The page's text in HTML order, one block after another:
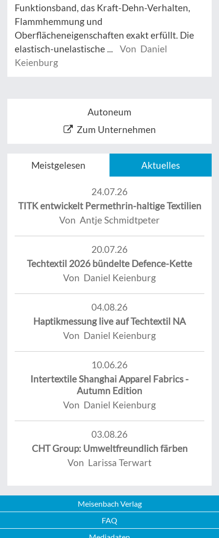
Funktionsband, das Kraft-Dehn-Verhalten,
Flammhemmung und
Oberflächeneigenschaften exakt erfüllt. Die
elastisch-unelastische ...
Von Daniel
Keienburg
Autoneum
Zum Unternehmen
Meistgelesen Aktuelles
24.07.26
TITK entwickelt Permethrin-haltige Textilien
Von Antje Schmidtpeter
20.07.26
Techtextil 2026 bündelte Defence-Kette
Von Daniel Keienburg
04.08.26
Haptikmessung live auf Techtextil NA
Von Daniel Keienburg
10.06.26
Intertextile Shanghai Apparel Fabrics -
Autumn Edition
Von Daniel Keienburg
03.08.26
CHT Group: Umweltfreundlich färben
Von Larissa Terwart
Meisenbach Verlag
FAQ